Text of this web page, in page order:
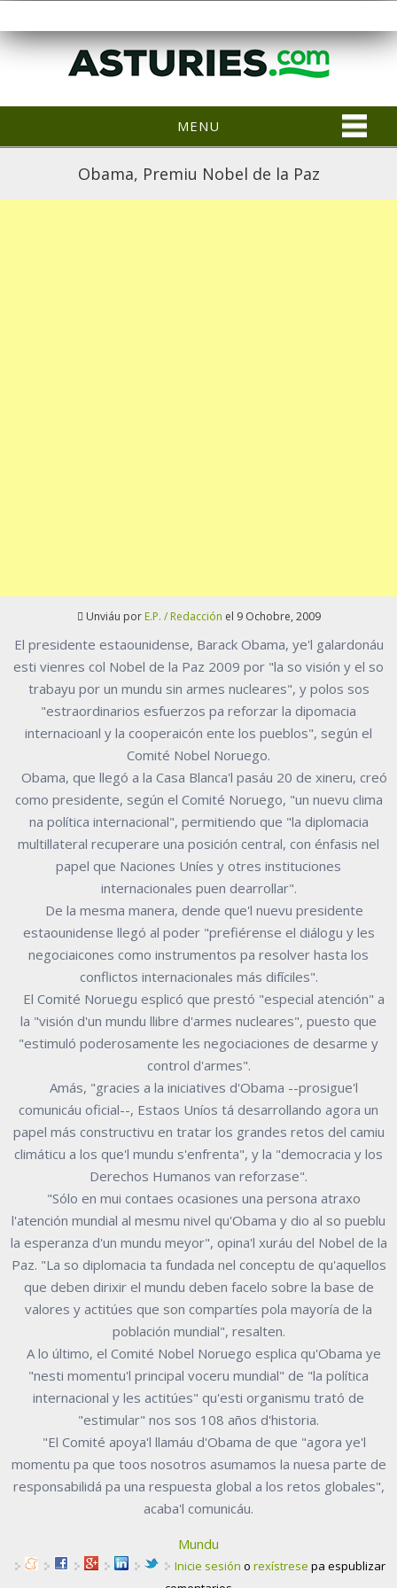
MENU
Obama, Premiu Nobel de la Paz
Unviáu por E.P. / Redacción el 9 Ochobre, 2009
El presidente estaounidense, Barack Obama, ye'l galardonáu
esti vienres col Nobel de la Paz 2009 por "la so visión y el so
trabayu por un mundu sin armes nucleares", y polos sos
"estraordinarios esfuerzos pa reforzar la dipomacia
internacioanl y la cooperaicón ente los pueblos", según el
Comité Nobel Noruego.
Obama, que llegó a la Casa Blanca'l pasáu 20 de xineru, creó
como presidente, según el Comité Noruego, "un nuevu clima
na política internacional", permitiendo que "la diplomacia
multillateral recuperare una posición central, con énfasis nel
papel que Naciones Uníes y otres instituciones
internacionales puen dearrollar".
De la mesma manera, dende que'l nuevu presidente
estaounidense llegó al poder "prefiérense el diálogu y les
negociaicones como instrumentos pa resolver hasta los
conflictos internacionales más difíciles".
El Comité Noruegu esplicó que prestó "especial atención" a
la "visión d'un mundu llibre d'armes nucleares", puesto que
"estimuló poderosamente les negociaciones de desarme y
control d'armes".
Amás, "gracies a la iniciatives d'Obama --prosigue'l
comunicáu oficial--, Estaos Uníos tá desarrollando agora un
papel más constructivu en tratar los grandes retos del camiu
climáticu a los que'l mundu s'enfrenta", y la "democracia y los
Derechos Humanos van reforzase".
"Sólo en mui contaes ocasiones una persona atraxo
l'atención mundial al mesmu nivel qu'Obama y dio al so pueblu
la esperanza d'un mundu meyor", opina'l xuráu del Nobel de la
Paz. "La so diplomacia ta fundada nel conceptu de qu'aquellos
que deben dirixir el mundu deben facelo sobre la base de
valores y actitúes que son compartíes pola mayoría de la
población mundial", resalten.
A lo último, el Comité Nobel Noruego esplica qu'Obama ye
"nesti momentu'l principal voceru mundial" de "la política
internacional y les actitúes" qu'esti organismu trató de
"estimular" nos sos 108 años d'historia.
"El Comité apoya'l llamáu d'Obama de que "agora ye'l
momentu pa que toos nosotros asumamos la nuesa parte de
responsabilidá pa una respuesta global a los retos globales",
acaba'l comunicáu.
Mundu
Inicie sesión o rexístrese pa espublizar